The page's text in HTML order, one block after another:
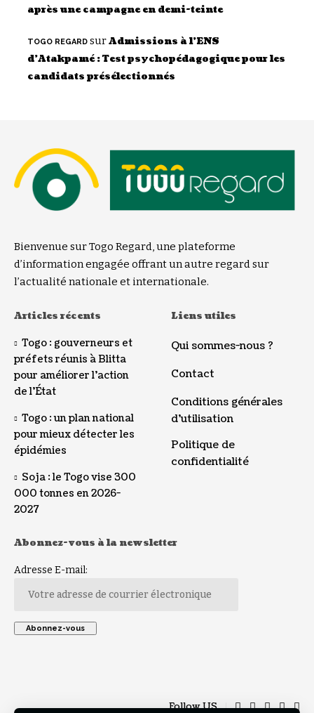
après une campagne en demi-teinte
TOGO REGARD surAdmissions à l’ENS
d’Atakpamé : Test psychopédagogique pour les
candidats présélectionnés
Bienvenue sur Togo Regard, une plateforme
d’information engagée offrant un autre regard sur
l’actualité nationale et internationale.
Articles récents
Togo : gouverneurs et
préfets réunis à Blitta
pour améliorer l’action
de l’État
Togo : un plan national
pour mieux détecter les
épidémies
Soja : le Togo vise 300
000 tonnes en 2026-
2027
Liens utiles
Qui sommes-nous ?
Contact
Conditions générales
d’utilisation
Politique de
confidentialité
Abonnez-vous à la newsletter
Adresse E-mail:
Follow US